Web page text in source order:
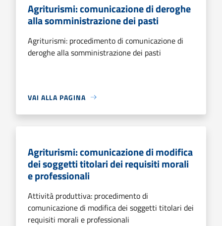
Agriturismi: comunicazione di deroghe
alla somministrazione dei pasti
Agriturismi: procedimento di comunicazione di
deroghe alla somministrazione dei pasti
VAI ALLA PAGINA
Agriturismi: comunicazione di modifica
dei soggetti titolari dei requisiti morali
e professionali
Attività produttiva: procedimento di
comunicazione di modifica dei soggetti titolari dei
requisiti morali e professionali